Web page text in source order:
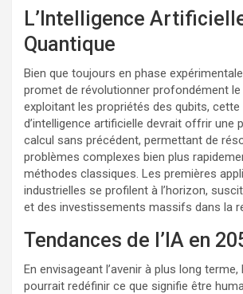
L’Intelligence
Quantique
Bien que toujours en phase
promet de révolutionner profondément le
exploitant les propriétés des qubits,
d’intelligence artificielle devrait offrir une
calcul sans précédent, permettant de
problèmes complexes bien plus
méthodes classiques. Les premières
industrielles se profilent à l’horizon,
et des investissements massifs dans la
Tendances de l’IA en
En envisageant l’avenir à plus long terme,
pourrait redéfinir ce que signifie être